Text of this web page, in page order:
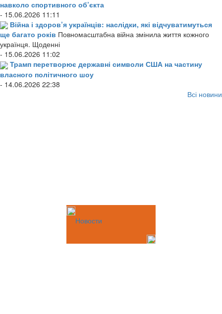
навколо спортивного об’єкта
- 15.06.2026 11:11
Війна і здоров’я українців: наслідки, які відчуватимуться
ще багато років Повномасштабна війна змінила життя кожного
українця. Щоденні
- 15.06.2026 11:02
Трамп перетворює державні символи США на частину
власного політичного шоу
- 14.06.2026 22:38
Всі новини
Новости